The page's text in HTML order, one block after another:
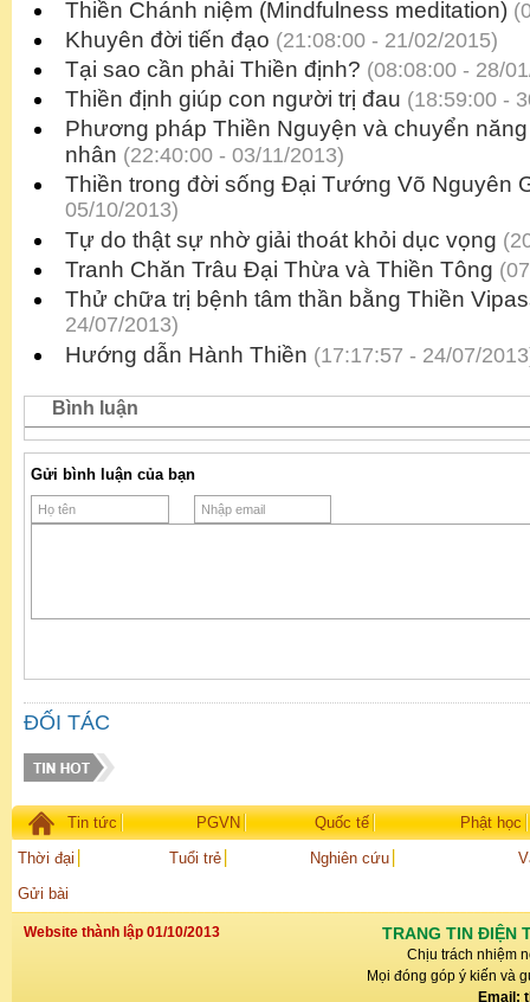
Thiền Chánh niệm (Mindfulness meditation)
Khuyên đời tiến đạo (21:08:00 - 21/02/2015)
Tại sao cần phải Thiền định? (08:08:00 - 28/
Thiền định giúp con người trị đau (18:59:00 -
Phương pháp Thiền Nguyện và chuyển
nhân (22:40:00 - 03/11/2013)
Thiền trong đời sống Đại Tướng Võ Nguyên
05/10/2013)
Tự do thật sự nhờ giải thoát khỏi dục vọng
Tranh Chăn Trâu Đại Thừa và Thiền Tông
Thử chữa trị bệnh tâm thần bằng Thiền
24/07/2013)
Hướng dẫn Hành Thiền (17:17:57 - 24/07/
Bình luận
Gửi bình luận của bạn
ĐỐI TÁC
Tin tức PGVN Quốc tế
Phật học
Thời đại
Tuổi trẻ Nghiên cứu
Gửi bài
Website thành lập 01/10/2013 TRANG TIN ĐIỆN
Chịu trách nhiệm
Mọi đóng góp ý kiến và
Email: